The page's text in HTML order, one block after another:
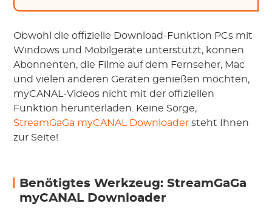
Obwohl die offizielle Download-Funktion PCs mit
Windows und Mobilgeräte unterstützt, können
Abonnenten, die Filme auf dem Fernseher, Mac
und vielen anderen Geräten genießen möchten,
myCANAL-Videos nicht mit der offiziellen
Funktion herunterladen. Keine Sorge,
StreamGaGa myCANAL Downloader steht Ihnen
zur Seite!
Benötigtes Werkzeug: StreamGaGa
myCANAL Downloader